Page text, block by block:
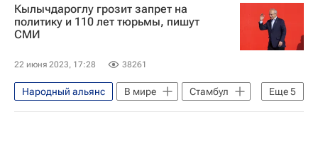
Единая Россия
КПРФ
Единый день голосования в России — 2023
Вологда
ЛДПР
Дмитрий Савельев
Кылычдароглу грозит запрет на
политику и 110 лет тюрьмы, пишут
СМИ
22 июня 2023, 17:28 38261
Еще5
Народный альянс В мире
Стамбул
Кемаль Кылычдароглу